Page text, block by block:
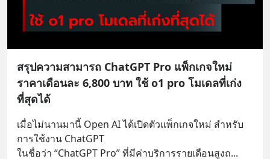
สรุปความสามารถ ChatGPT Pro แพ็กเกจใหม่
ราคาเดือนละ 6,800 บาท ใช้ o1 pro โมเดลที่เก่ง
ที่สุดได้
เมื่อไม่นานมานี้ Open AI ได้เปิดตัวแพ็กเกจใหม่ สำหรับ
การใช้งาน ChatGPT
ในชื่อว่า “ChatGPT Pro” ที่มีค่าบริการรายเดือนสูงถ